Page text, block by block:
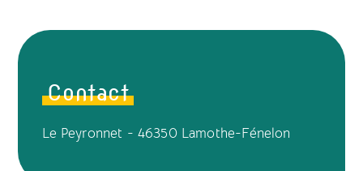
Contact
Le Peyronnet - 46350 Lamothe-Fénelon